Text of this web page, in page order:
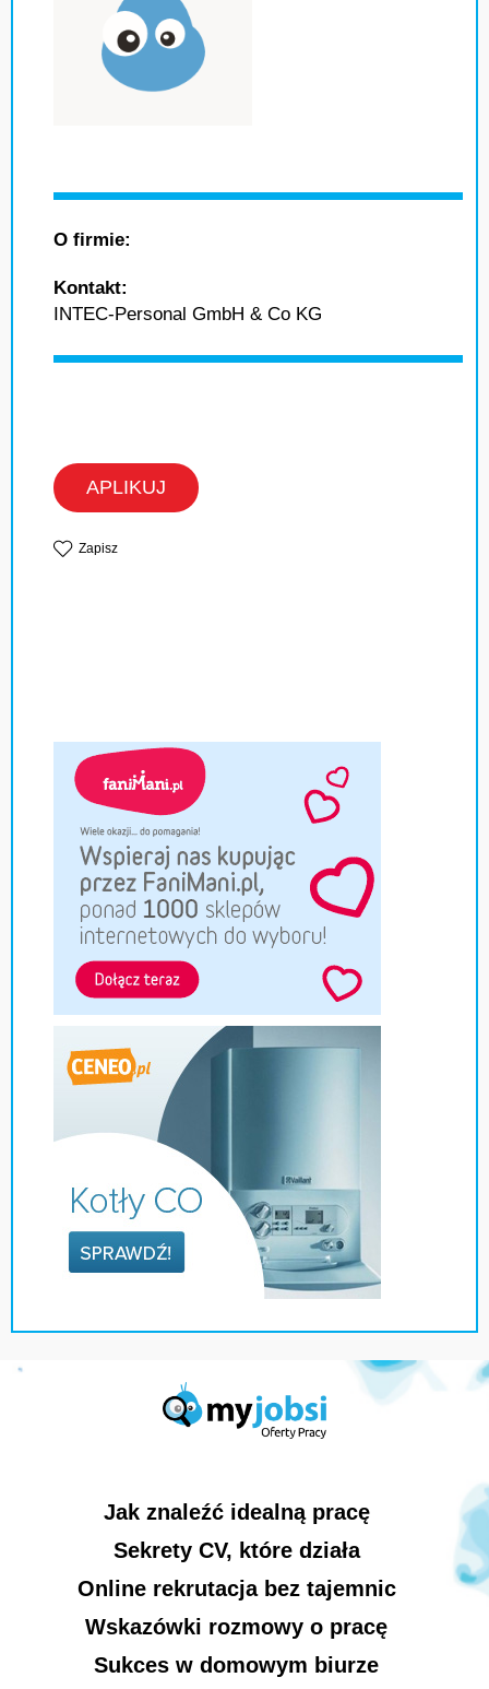
O firmie:
Kontakt:
INTEC-Personal GmbH & Co KG
APLIKUJ
Zapisz
Jak znaleźć idealną pracę
Sekrety CV, które działa
Online rekrutacja bez tajemnic
Wskazówki rozmowy o pracę
Sukces w domowym biurze